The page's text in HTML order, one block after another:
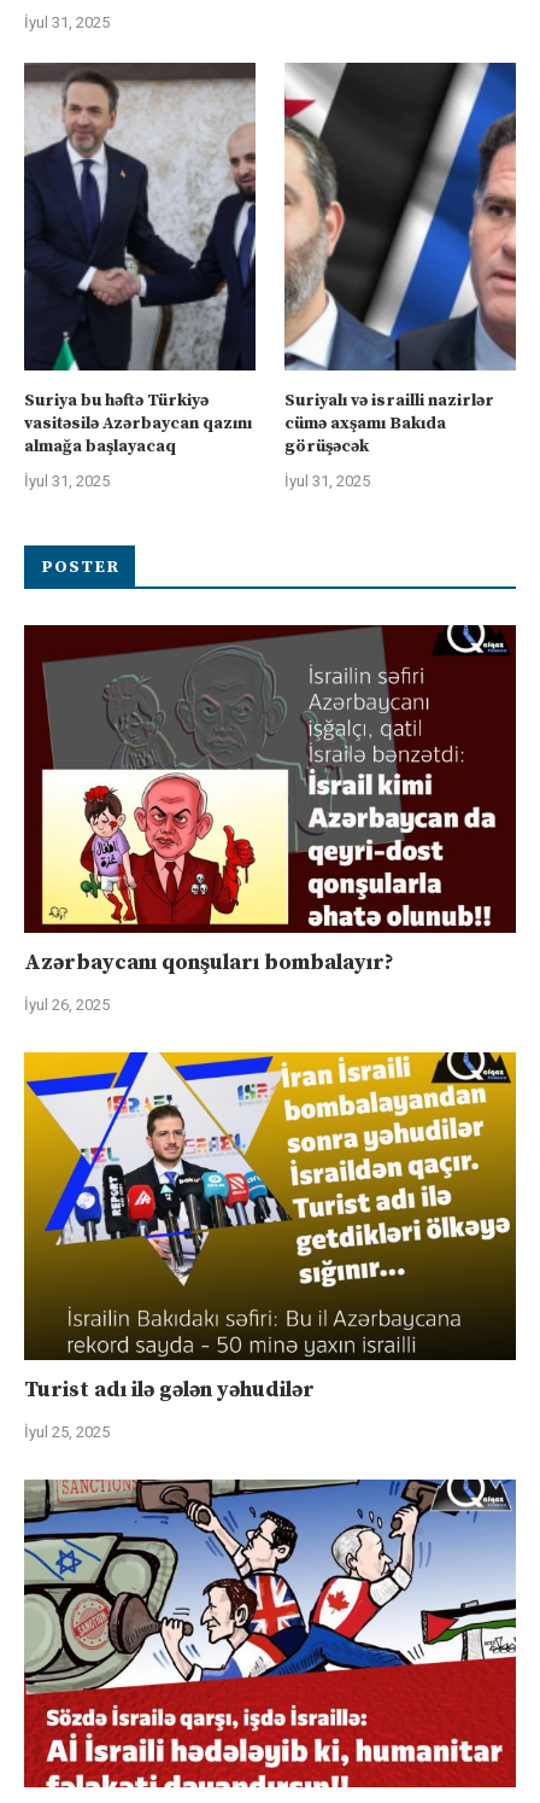
İyul 31, 2025
Suriya bu həftə Türkiyə
vasitəsilə Azərbaycan qazını
almağa başlayacaq
İyul 31, 2025
Suriyalı və israilli nazirlər
cümə axşamı Bakıda
görüşəcək
İyul 31, 2025
POSTER
Azərbaycanı qonşuları bombalayır?
İyul 26, 2025
Turist adı ilə gələn yəhudilər
İyul 25, 2025